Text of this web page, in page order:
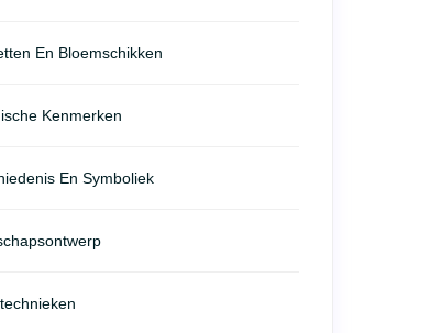
En Bloemschikken
Kenmerken
En Symboliek